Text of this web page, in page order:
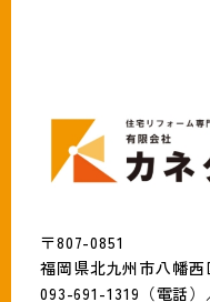
〒807-0851
福岡県北九州市八幡
093-691-1319（電話）